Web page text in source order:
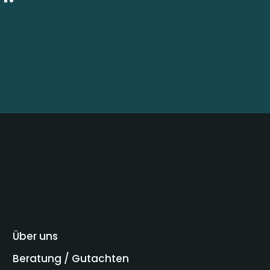
Über uns
Beratung / Gutachten